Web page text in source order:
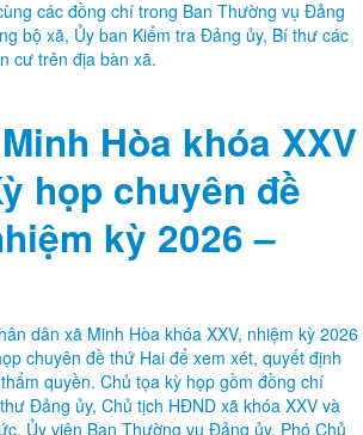
Hòa khóa XXV
họp chuyên đề
kỳ 2026 –
dân xã Minh Hòa khóa XXV, nhiệm kỳ 2026
chuyên đề thứ Hai để xem xét, quyết định
Đảng ủy, Chủ tịch HĐND xã khóa XXV và
Ủy viên Ban Thường vụ Đảng ủy, Phó Chủ